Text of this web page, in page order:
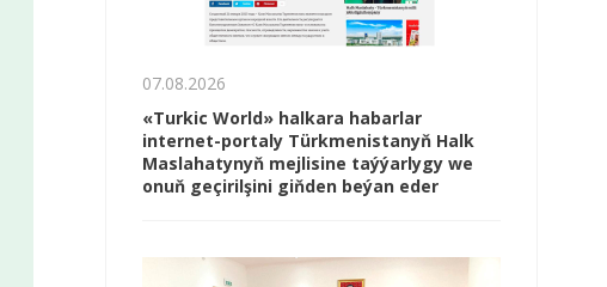
07.08.2026
«Turkic World» halkara habarlar
internet-portaly Türkmenistanyň Halk
Maslahatynyň mejlisine taýýarlygy we
onuň geçirilşini giňden beýan eder